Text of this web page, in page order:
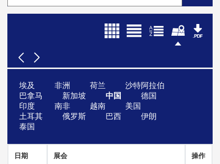
埃及 非洲 荷兰
沙特阿拉伯
巴拿马
新加坡 中国
德国
印度
南非 越南
美国
土耳其
俄罗斯 巴西
伊朗
泰国
日期 展会 操作